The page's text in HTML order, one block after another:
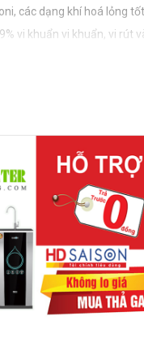
các dạng khí hoá lỏng
vi khuẩn vi khuẩn, vi rút
chuẩn nước uống của Bộ
amoni, asen, nitrat...
nhưng vẫn giữ được các
cần dùng điện, không
thải hoàn toàn có thể
kết quả lọc nước của máy